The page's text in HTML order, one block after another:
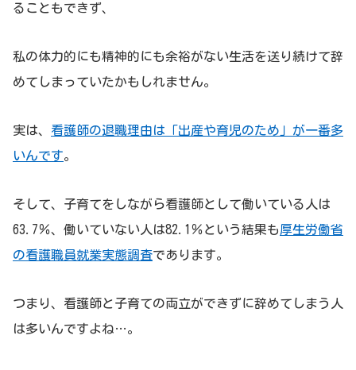
ることもできず、
私の体力的にも精神的にも余裕がない生活を送り続けて辞
めてしまっていたかもしれません。
実は、 看護師の退職理由は「出産や育児のため」が一番多
いんです。
そして、子育てをしながら看護師として働いている人は
63.7％、働いていない人は82.1％という結果も厚生労働省
の看護職員就業実態調査であります。
つまり、看護師と子育ての両立ができずに辞めてしまう人
は多いんですよね…。